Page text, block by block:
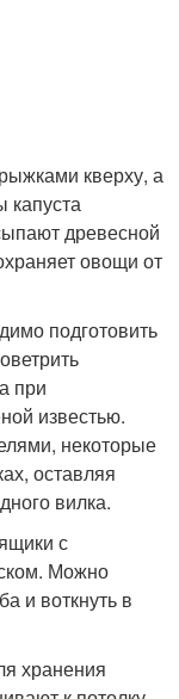
кверху, а
древесной
овощи от
подготовить
при
известью.
некоторые
оставляя
вилка.
с
Можно
и воткнуть в
хранения